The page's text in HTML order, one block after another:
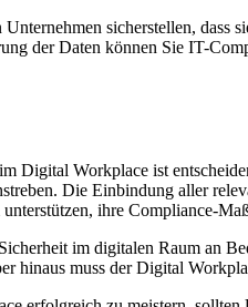
sicherstellen, dass
der Daten können Sie IT-
Digital Workplace ist
Die Einbindung aller
ihre Compliance-
im digitalen Raum an
hinaus muss der Digital